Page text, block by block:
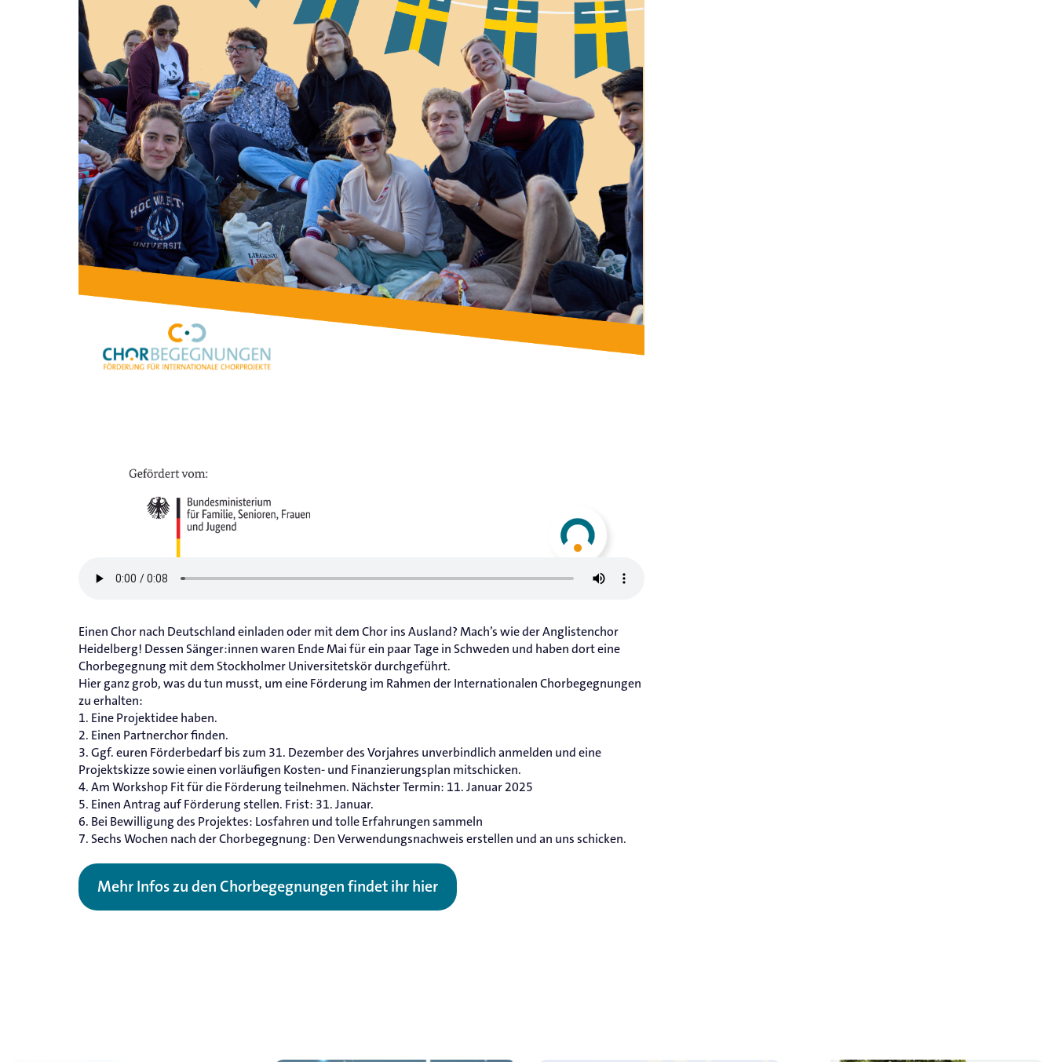
Einen Chor nach Deutschland einladen oder mit dem Chor ins Ausland? Mach’s wie der Anglistenchor
Heidelberg! Dessen Sänger:innen waren Ende Mai für ein paar Tage in Schweden und haben dort eine
Chorbegegnung mit dem Stockholmer Universitetskör durchgeführt.
Hier ganz grob, was du tun musst, um eine Förderung im Rahmen der Internationalen Chorbegegnungen
zu erhalten:
1. Eine Projektidee haben.
2. Einen Partnerchor finden.
3. Ggf. euren Förderbedarf bis zum 31. Dezember des Vorjahres unverbindlich anmelden und eine
Projektskizze sowie einen vorläufigen Kosten- und Finanzierungsplan mitschicken.
4. Am Workshop Fit für die Förderung teilnehmen. Nächster Termin: 11. Januar 2025
5. Einen Antrag auf Förderung stellen. Frist: 31. Januar.
6. Bei Bewilligung des Projektes: Losfahren und tolle Erfahrungen sammeln
7. Sechs Wochen nach der Chorbegegnung: Den Verwendungsnachweis erstellen und an uns schicken.
Mehr Infos zu den Chorbegegnungen findet ihr hier